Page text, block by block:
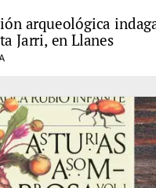
arqueológica
Jarri, en Llanes